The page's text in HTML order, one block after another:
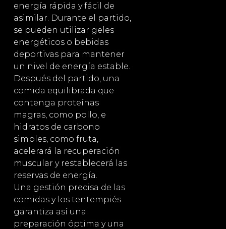
energía rápida y fácil de
asimilar. Durante el partido,
se pueden utilizar geles
energéticos o bebidas
deportivas para mantener
un nivel de energía estable.
Después del partido, una
comida equilibrada que
contenga proteínas
magras, como pollo, e
hidratos de carbono
simples, como fruta,
acelerará la recuperación
muscular y restablecerá las
reservas de energía.
Una gestión precisa de las
comidas y los tentempiés
garantiza así una
preparación óptima y una